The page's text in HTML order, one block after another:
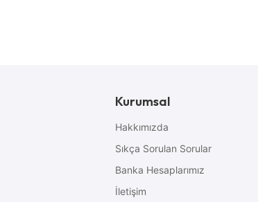
Kurumsal
Hakkımızda
Sıkça Sorulan Sorular
Banka Hesaplarımız
İletişim